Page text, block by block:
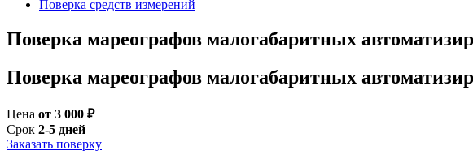
Поверка средств измерений
Поверка мареографов малогабаритных
Поверка мареографов малогабаритных
Цена от 3 000 ₽
Срок 2-5 дней
Заказать поверку